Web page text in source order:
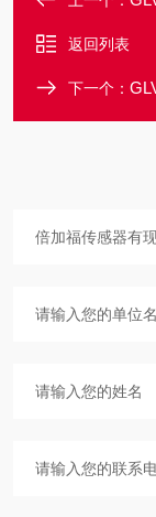
返回列表
下一个：